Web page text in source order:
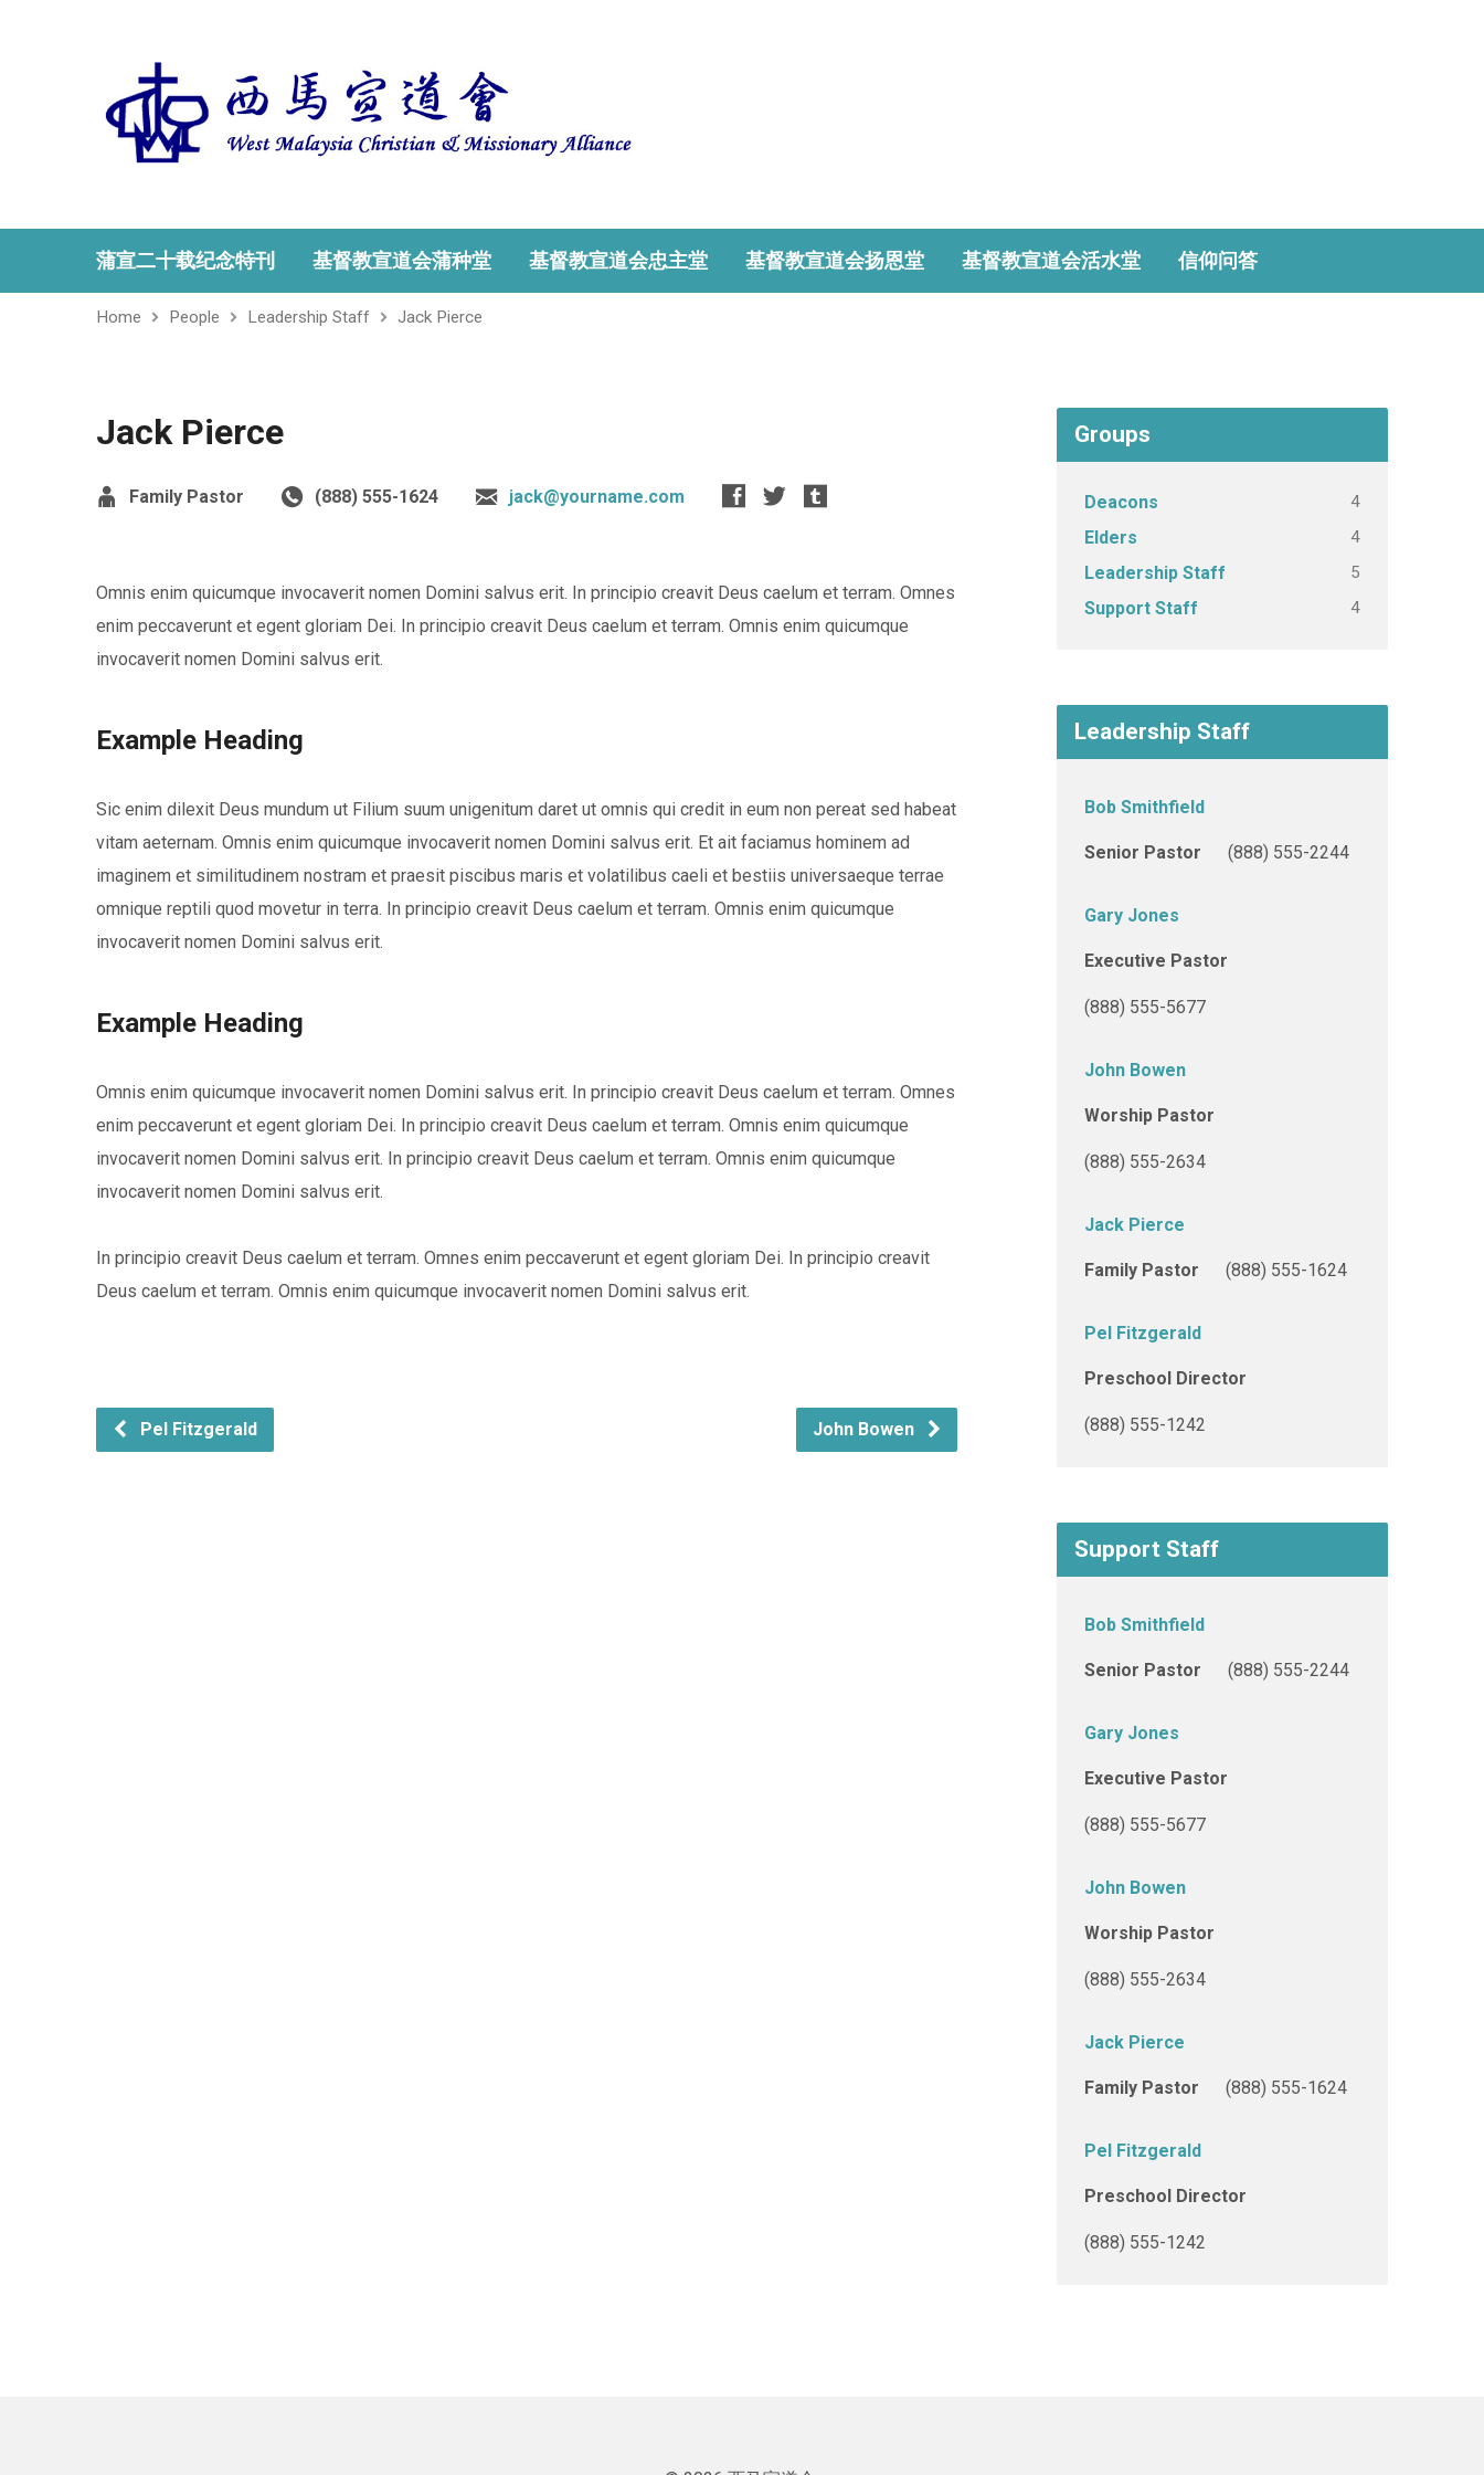
蒲宣二十载纪念特刊 基督教宣道会蒲种堂 基督教宣道会忠主堂 基督教宣道会扬恩堂 基督教宣道会活水堂 信仰问答
Home People Leadership Staff Jack Pierce
Jack Pierce
Family Pastor (888) 555-1624 jack@yourname.com
Omnis enim quicumque invocaverit nomen Domini salvus erit. In principio creavit Deus caelum et terram. Omnes
enim peccaverunt et egent gloriam Dei. In principio creavit Deus caelum et terram. Omnis enim quicumque
invocaverit nomen Domini salvus erit.
Example Heading
Sic enim dilexit Deus mundum ut Filium suum unigenitum daret ut omnis qui credit in eum non pereat sed habeat
vitam aeternam. Omnis enim quicumque invocaverit nomen Domini salvus erit. Et ait faciamus hominem ad
imaginem et similitudinem nostram et praesit piscibus maris et volatilibus caeli et bestiis universaeque terrae
omnique reptili quod movetur in terra. In principio creavit Deus caelum et terram. Omnis enim quicumque
invocaverit nomen Domini salvus erit.
Example Heading
Omnis enim quicumque invocaverit nomen Domini salvus erit. In principio creavit Deus caelum et terram. Omnes
enim peccaverunt et egent gloriam Dei. In principio creavit Deus caelum et terram. Omnis enim quicumque
invocaverit nomen Domini salvus erit. In principio creavit Deus caelum et terram. Omnis enim quicumque
invocaverit nomen Domini salvus erit.
In principio creavit Deus caelum et terram. Omnes enim peccaverunt et egent gloriam Dei. In principio creavit
Deus caelum et terram. Omnis enim quicumque invocaverit nomen Domini salvus erit.
Pel Fitzgerald John Bowen
Groups
Deacons 4
Elders 4
Leadership Staff 5
Support Staff 4
Leadership Staff
Bob Smithfield
Senior Pastor (888) 555-2244
Gary Jones
Executive Pastor
(888) 555-5677
John Bowen
Worship Pastor
(888) 555-2634
Jack Pierce
Family Pastor (888) 555-1624
Pel Fitzgerald
Preschool Director
(888) 555-1242
Support Staff
Bob Smithfield
Senior Pastor (888) 555-2244
Gary Jones
Executive Pastor
(888) 555-5677
John Bowen
Worship Pastor
(888) 555-2634
Jack Pierce
Family Pastor (888) 555-1624
Pel Fitzgerald
Preschool Director
(888) 555-1242